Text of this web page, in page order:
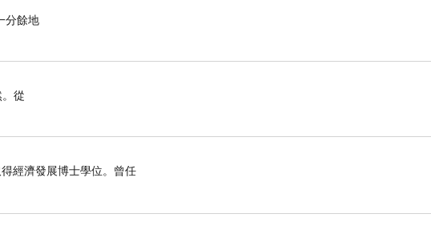
分餘地
從
經濟發展博士學位。曾任